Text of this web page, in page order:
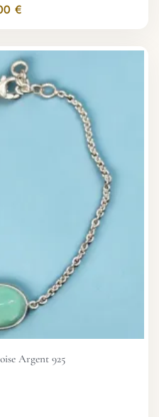
€
Argent 925